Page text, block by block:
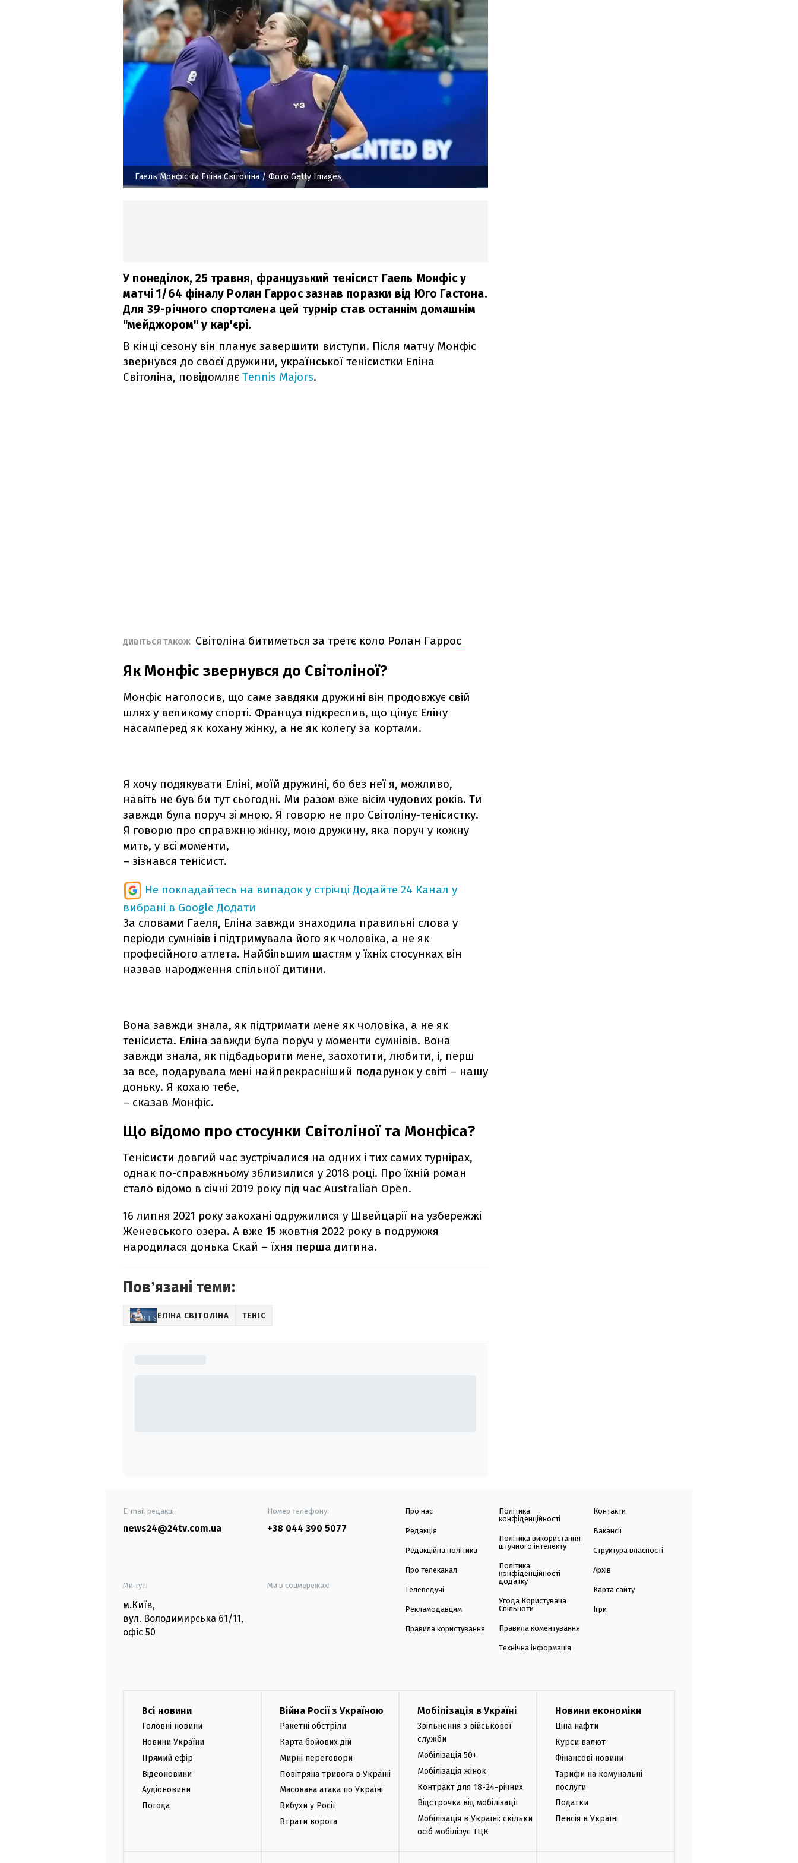
Гаель Монфіс та Еліна Світоліна / Фото Getty Images
У понеділок, 25 травня, французький тенісист Гаель Монфіс у
матчі 1/64 фіналу Ролан Гаррос зазнав поразки від Юго Гастона.
Для 39-річного спортсмена цей турнір став останнім домашнім
"мейджором" у кар'єрі.
В кінці сезону він планує завершити виступи. Після матчу Монфіс
звернувся до своєї дружини, української тенісистки Еліна
Світоліна, повідомляє Tennis Majors.
ДИВІТЬСЯ ТАКОЖ Світоліна битиметься за третє коло Ролан Гаррос
Як Монфіс звернувся до Світоліної?
Монфіс наголосив, що саме завдяки дружині він продовжує свій
шлях у великому спорті. Француз підкреслив, що цінує Еліну
насамперед як кохану жінку, а не як колегу за кортами.
Я хочу подякувати Еліні, моїй дружині, бо без неї я, можливо,
навіть не був би тут сьогодні. Ми разом вже вісім чудових років. Ти
завжди була поруч зі мною. Я говорю не про Світоліну-тенісистку.
Я говорю про справжню жінку, мою дружину, яка поруч у кожну
мить, у всі моменти,
– зізнався тенісист.
Не покладайтесь на випадок у стрічці Додайте 24 Канал у
вибрані в Google Додати
За словами Гаеля, Еліна завжди знаходила правильні слова у
періоди сумнівів і підтримувала його як чоловіка, а не як
професійного атлета. Найбільшим щастям у їхніх стосунках він
назвав народження спільної дитини.
Вона завжди знала, як підтримати мене як чоловіка, а не як
тенісиста. Еліна завжди була поруч у моменти сумнівів. Вона
завжди знала, як підбадьорити мене, заохотити, любити, і, перш
за все, подарувала мені найпрекрасніший подарунок у світі – нашу
доньку. Я кохаю тебе,
– сказав Монфіс.
Що відомо про стосунки Світоліної та Монфіса?
Тенісисти довгий час зустрічалися на одних і тих самих турнірах,
однак по-справжньому зблизилися у 2018 році. Про їхній роман
стало відомо в січні 2019 року під час Australian Open.
16 липня 2021 року закохані одружилися у Швейцарії на узбережжі
Женевського озера. А вже 15 жовтня 2022 року в подружжя
народилася донька Скай – їхня перша дитина.
Повʼязані теми:
ЕЛІНА СВІТОЛІНА ТЕНІС
E-mail редакції
news24@24tv.com.ua
Номер телефону:
+38 044 390 5077
Ми тут:
м.Київ,
вул. Володимирська 61/11,
офіс 50
Ми в соцмережах:
Про нас
Редакція
Редакційна політика
Про телеканал
Телеведучі
Рекламодавцям
Правила користування
Політика
конфіденційності
Політика використання
штучного інтелекту
Політика
конфіденційності
додатку
Угода Користувача
Спільноти
Правила коментування
Технічна інформація
Контакти
Вакансії
Структура власності
Архів
Карта сайту
Ігри
Всі новини
Головні новини
Новини України
Прямий ефір
Відеоновини
Аудіоновини
Погода
Війна Росії з Україною
Ракетні обстріли
Карта бойових дій
Мирні переговори
Повітряна тривога в Україні
Масована атака по Україні
Вибухи у Росії
Втрати ворога
Мобілізація в Україні
Звільнення з військової
служби
Мобілізація 50+
Мобілізація жінок
Контракт для 18-24-річних
Відстрочка від мобілізації
Мобілізація в Україні: скільки
осіб мобілізує ТЦК
Новини економіки
Ціна нафти
Курси валют
Фінансові новини
Тарифи на комунальні
послуги
Податки
Пенсія в Україні